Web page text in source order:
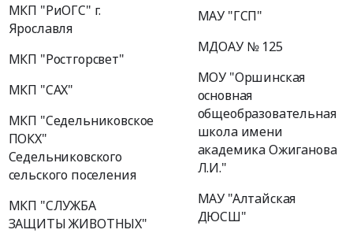
МКП "РиОГС" г.
Ярославля
МКП "Ростгорсвет"
МКП "САХ"
МКП "Седельниковское
ПОКХ"
Седельниковского
сельского поселения
МКП "СЛУЖБА
ЗАЩИТЫ ЖИВОТНЫХ"
МАУ "ГСП"
МДОАУ № 125
МОУ "Оршинская
основная
общеобразовательная
школа имени
академика Ожиганова
Л.И."
МАУ "Алтайская
ДЮСШ"